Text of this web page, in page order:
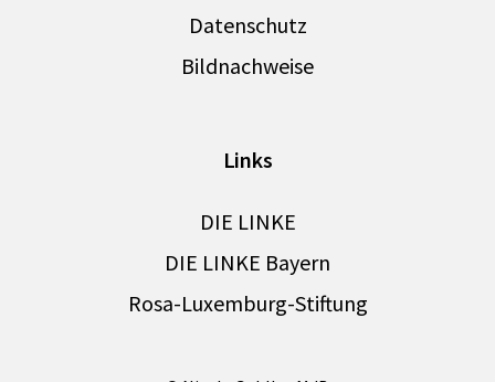
Datenschutz
Bildnachweise
Links
DIE LINKE
DIE LINKE Bayern
Rosa-Luxemburg-Stiftung